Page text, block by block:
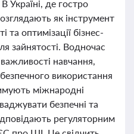
Україні, де гостро
як інструмент
оптимізації бізнес-
зайнятості. Водночас
навчання,
використання
міжнародні
безпечні та
регуляторним